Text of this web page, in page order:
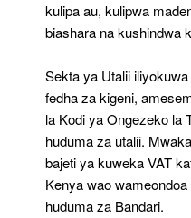
kulipa au, kulipwa
biashara na kushindwa
Sekta ya Utalii
fedha za kigeni,
la Kodi ya Ongezeko la
huduma za utalii.
bajeti ya kuweka VAT
Kenya wao
huduma za Bandari.